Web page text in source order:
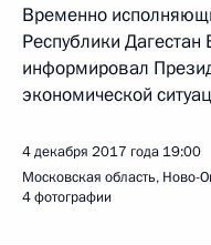
Временно
Республики
информировал
экономической
4 декабря 2017 года 19:00
Московская область, Ново-
4 фотографии